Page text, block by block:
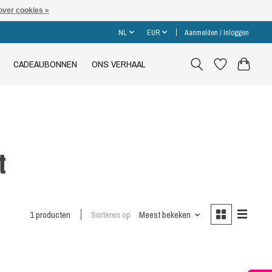
NL EUR Aanmelden / Inloggen
CADEAUBONNEN ONS VERHAAL
1 producten Sorteren op Meest bekeken
cookies »